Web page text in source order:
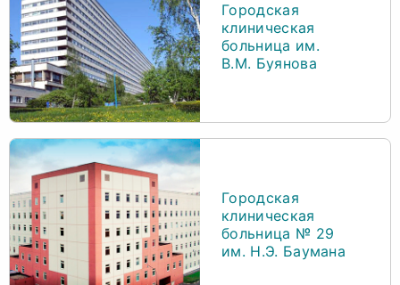
Городская
клиническая
больница им.
В.М. Буянова
Городская
клиническая
больница № 29
им. Н.Э. Баумана